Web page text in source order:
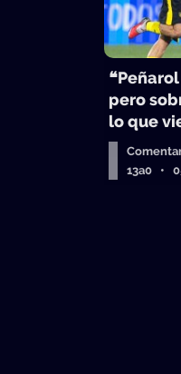
pero
lo que
13a0 •